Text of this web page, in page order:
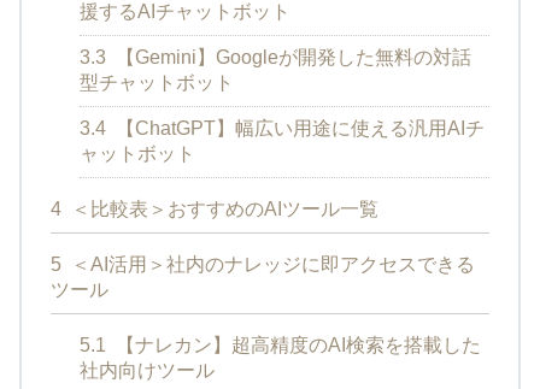
援するAIチャットボット
3.3
【Gemini】Googleが開発した無料の対話
型チャットボット
3.4
【ChatGPT】幅広い用途に使える汎用AIチ
ャットボット
4 ＜比較表＞おすすめのAIツール一覧
5
＜AI活用＞社内のナレッジに即アクセスできる
ツール
5.1
【ナレカン】超高精度のAI検索を搭載した
社内向けツール